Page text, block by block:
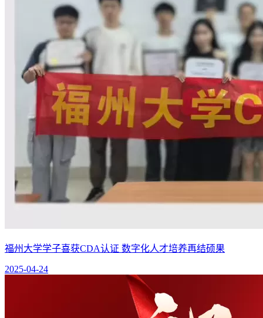
福州大学学子喜获CDA认证 数字化人才培养再结硕果
2025-04-24